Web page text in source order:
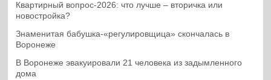
Квартирный вопрос-2026: что лучше – вторичка или
новостройка?
Знаменитая бабушка-«регулировщица» скончалась в
Воронеже
В Воронеже эвакуировали 21 человека из задымленного
дома